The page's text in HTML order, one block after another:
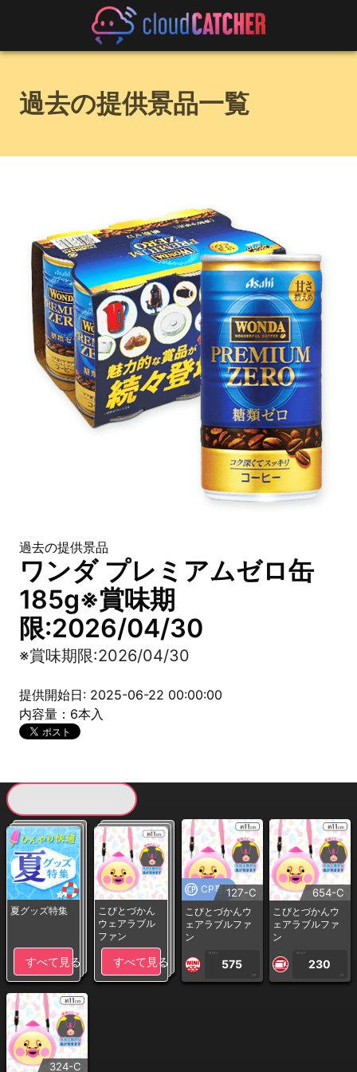
過去の提供景品一覧
過去の提供景品
ワンダ プレミアムゼロ缶
185g※賞味期
限:2026/04/30
※賞味期限:2026/04/30
提供開始日: 2025-06-22 00:00:00
内容量：6本入
夏グッズ特集
すべて見る
こびとづかん
ウェアラブル
ファン
すべて見る
CP専用127-C
こびとづかんウ
ェアラブルファ
ン
1PLAY
575
CP
654-C
こびとづかんウ
ェアラブルファ
ン
1PLAY
230
CP
324-C